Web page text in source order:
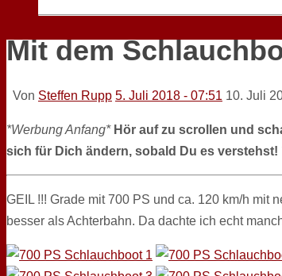
Mit dem
Von Steffen Rupp 5. Juli 2018 - 07:51 10. Juli
*Werbung Anfang* Hör auf zu scrollen und
sich für Dich ändern, sobald Du es verstehst!
GEIL !!! Grade mit 700 PS und ca. 120 km/h mit
besser als Achterbahn. Da dachte ich echt